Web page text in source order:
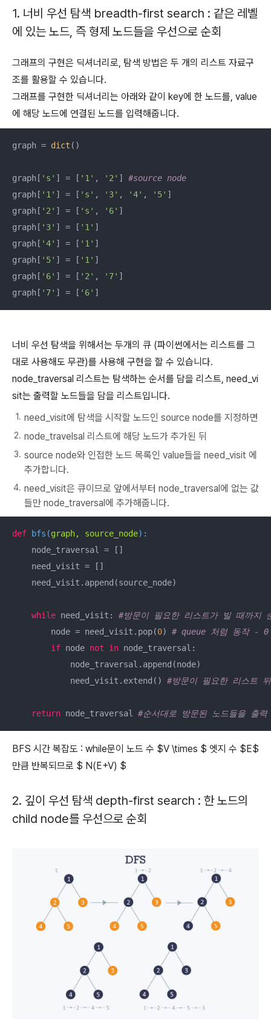
1. 너비 우선 탐색 breadth-first search : 같은 레벨
에 있는 노드, 즉 형제 노드들을 우선으로 순회
그래프의 구현은 딕셔너리로, 탐색 방법은 두 개의 리스트 자료구
조를 활용할 수 있습니다.
그래프를 구현한 딕셔너리는 아래와 같이 key에 한 노드를, value
에 해당 노드에 연결된 노드를 입력해줍니다.
graph = dict ()
graph[ 's' ] = [ '1' , '2' ] #source node
graph[ '1' ] = [ 's' , '3' , '4' , '5' ]
graph[ '2' ] = [ 's' , '6' ]
graph[ '3' ] = [ '1' ]
graph[ '4' ] = [ '1' ]
graph[ '5' ] = [ '1' ]
graph[ '6' ] = [ '2' , '7' ]
graph[ '7' ] = [ '6' ]
너비 우선 탐색을 위해서는 두개의 큐 (파이썬에서는 리스트를 그
대로 사용해도 무관)를 사용해 구현을 할 수 있습니다.
node_traversal 리스트는 탐색하는 순서를 담을 리스트, need_vi
sit는 출력할 노드들을 담을 리스트입니다.
need_visit에 탐색을 시작할 노드인 source node를 지정하면
node_travelsal 리스트에 해당 노드가 추가된 뒤
source node와 인접한 노드 목록인 value들을 need_visit 에
추가합니다.
need_visit은 큐이므로 앞에서부터 node_traversal에 없는 값
들만 node_traversal에 추가해줍니다.
def bfs (graph, source_node):
    node_traversal = []
    need_visit = []
    need_visit.append(source_node)
while need_visit: #방문이 필요한 리스트가 빌 때까지
        node = need_visit.pop(
0) # queue 처럼 동작 - 0
if node not in node_traversal:
            node_traversal.append(node)
            need_visit.extend()
#방문이 필요한 리스트
return node_traversal #순서대로 방문된 노드들을 출력
BFS 시간 복잡도 : while문이 노드 수 $V \times $ 엣지 수 $E$
만큼 반복되므로 $ N(E+V) $
2. 깊이 우선 탐색 depth-first search : 한 노드의
child node를 우선으로 순회